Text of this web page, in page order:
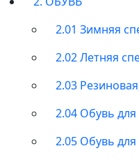
2.01 Зимняя
2.02 Летняя
2.03
2.04 Обувь
2.05 Обувь